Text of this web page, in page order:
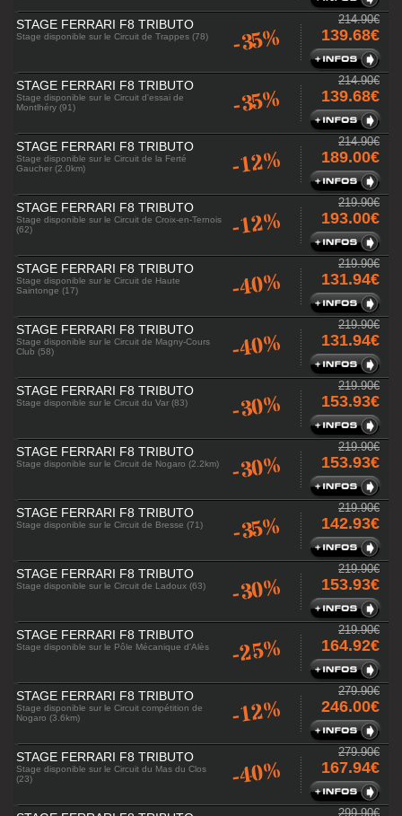
STAGE FERRARI F8 TRIBUTO
Stage disponible sur le Circuit de Trappes (78) -35%
214.90€
139.68€
STAGE FERRARI F8 TRIBUTO
Stage disponible sur le Circuit d'essai de
Montlhéry (91)
-35%
214.90€
139.68€
STAGE FERRARI F8 TRIBUTO
Stage disponible sur le Circuit de la Ferté
Gaucher (2.0km)
-12%
214.90€
189.00€
STAGE FERRARI F8 TRIBUTO
Stage disponible sur le Circuit de Croix-en-Ternois
(62)
-12%
219.90€
193.00€
STAGE FERRARI F8 TRIBUTO
Stage disponible sur le Circuit de Haute
Saintonge (17)
-40%
219.90€
131.94€
STAGE FERRARI F8 TRIBUTO
Stage disponible sur le Circuit de Magny-Cours
Club (58)
-40%
219.90€
131.94€
STAGE FERRARI F8 TRIBUTO
Stage disponible sur le Circuit du Var (83) -30%
219.90€
153.93€
STAGE FERRARI F8 TRIBUTO
Stage disponible sur le Circuit de Nogaro (2.2km) -30%
219.90€
153.93€
STAGE FERRARI F8 TRIBUTO
Stage disponible sur le Circuit de Bresse (71) -35%
219.90€
142.93€
STAGE FERRARI F8 TRIBUTO
Stage disponible sur le Circuit de Ladoux (63) -30%
219.90€
153.93€
STAGE FERRARI F8 TRIBUTO
Stage disponible sur le Pôle Mécanique d'Alès -25%
219.90€
164.92€
STAGE FERRARI F8 TRIBUTO
Stage disponible sur le Circuit compétition de
Nogaro (3.6km)
-12%
279.90€
246.00€
STAGE FERRARI F8 TRIBUTO
Stage disponible sur le Circuit du Mas du Clos
(23)
-40%
279.90€
167.94€
299.90€